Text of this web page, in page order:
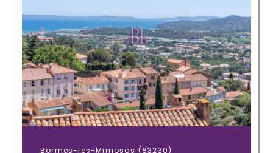
Bormes-les-Mimosas (83230)